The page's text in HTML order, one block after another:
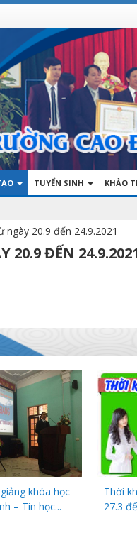
TUYỂN SINH KHẢO
20.9 đến 24.9.2021
20.9 ĐẾN 24.9.2021
khóa học
– Tin học...
Thời
27.3